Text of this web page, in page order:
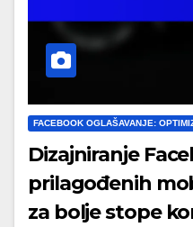
FACEBOOK OGLAŠAVANJE:
Dizajniranje
prilagođenih
za bolje stope